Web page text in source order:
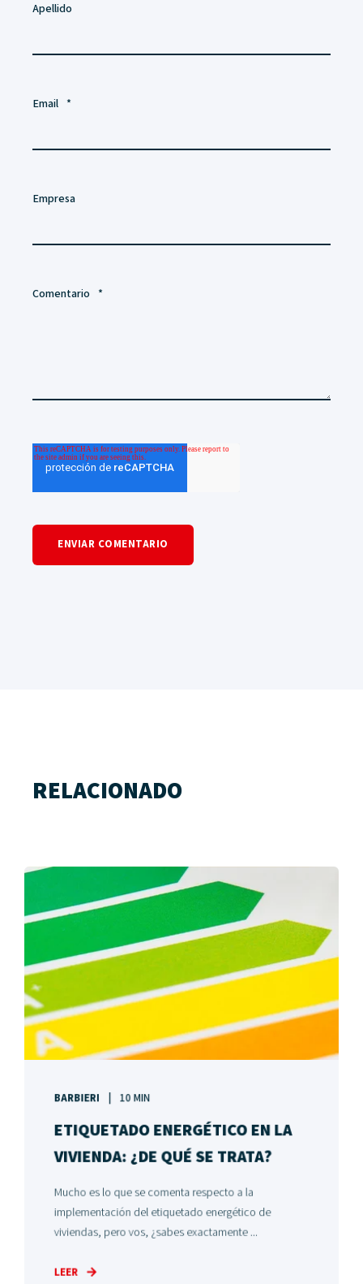
Apellido
Email *
Empresa
Comentario *
RELACIONADO
BARBIERI 10 MIN
ETIQUETADO ENERGÉTICO EN LA
VIVIENDA: ¿DE QUÉ SE TRATA?
Mucho es lo que se comenta respecto a la
implementación del etiquetado energético de
viviendas, pero vos, ¿sabes exactamente ...
LEER